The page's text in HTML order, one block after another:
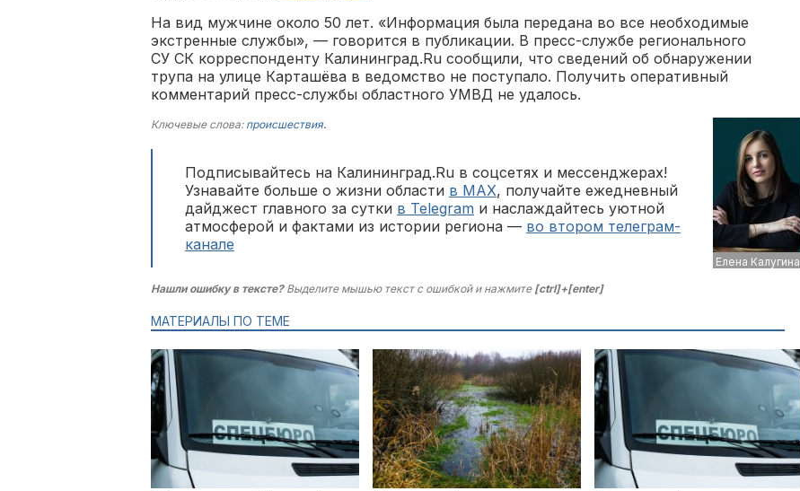
На вид мужчине около 50 лет. «Информация была передана во все необходимые
экстренные службы», — говорится в публикации. В пресс-службе регионального
СУ СК корреспонденту Калининград.Ru сообщили, что сведений об обнаружении
трупа на улице Карташёва в ведомство не поступало. Получить оперативный
комментарий пресс-службы областного УМВД не удалось.
Елена Калугина
Ключевые слова: происшествия.
Подписывайтесь на Калининград.Ru в соцсетях и мессенджерах!
Узнавайте больше о жизни области в MAX, получайте ежедневный
дайджест главного за сутки в Telegram и наслаждайтесь уютной
атмосферой и фактами из истории региона — во втором телеграм-
канале
Нашли ошибку в тексте?Выделите мышью текст с ошибкой и нажмите [ctrl]+[enter]
МАТЕРИАЛЫ ПО ТЕМЕ